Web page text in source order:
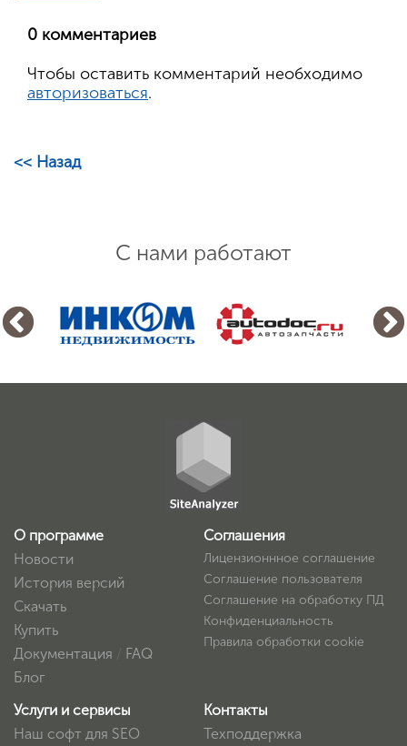
0 комментариев
Чтобы оставить комментарий необходимо
авторизоваться.
<< Назад
С нами работают
О программе
Новости
История версий
Скачать
Купить
Документация
FAQ
Блог
Соглашения
Лицензионнное соглашение
Соглашение пользователя
Соглашение на обработку ПД
Конфиденциальность
Правила обработки cookie
Услуги и сервисы
Наш софт для SEO
Контакты
Техподдержка